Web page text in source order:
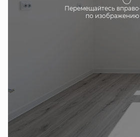
Перемещайтесь
по изображению